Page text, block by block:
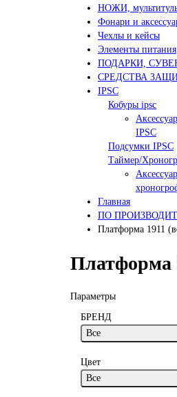
НОЖИ,
Фонари и
Чехлы и кейсы
Элементы питания
ПОДАРКИ,
СРЕДСТВА
IPSC
Кобуры ipsc
IPSC
Подсумки IPSC
Таймер/
Главная
ПО
Платформа 1911
Платформа
Параметры
БРЕНД
Все
Цвет
Все